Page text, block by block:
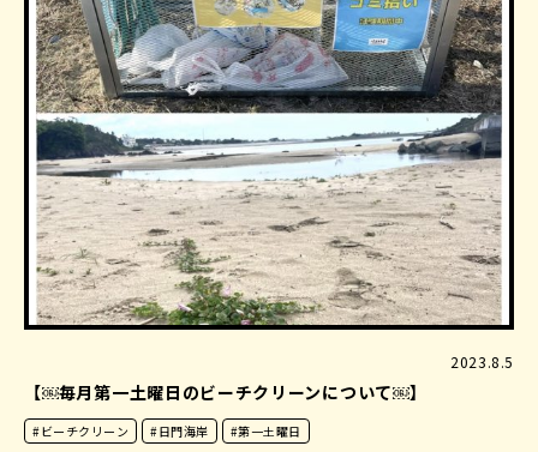
2023.8.5
【￼毎月第一土曜日のビーチクリーンについて￼】
#ビーチクリーン #日門海岸 #第一土曜日